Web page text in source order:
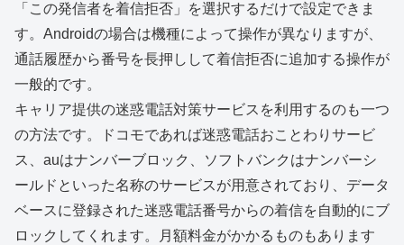
「この発信者を着信拒否」を選択するだけで設定できま
す。Androidの場合は機種によって操作が異なりますが、
通話履歴から番号を長押しして着信拒否に追加する操作が
一般的です。
キャリア提供の迷惑電話対策サービスを利用するのも一つ
の方法です。ドコモであれば迷惑電話おことわりサービ
ス、auはナンバーブロック、ソフトバンクはナンバーシ
ールドといった名称のサービスが用意されており、データ
ベースに登録された迷惑電話番号からの着信を自動的にブ
ロックしてくれます。月額料金がかかるものもあります